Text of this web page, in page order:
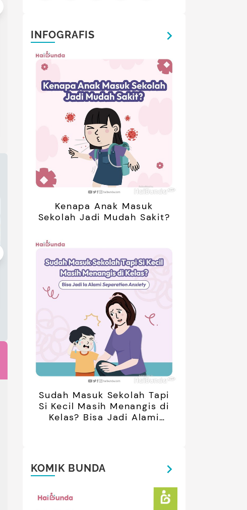
sehari-hari. Simak reviewnya
di sini.
Deretan Artis yang Menetap di
Luar Negeri Usai Menikah, Intip
5 Potret Terbarunya
5 Potret Kedekatan Alyssa
Daguise Bersama Ayahanda
asal Prancis, Dipuji Tampan
INFOGRAFIS
Kenapa Anak Masuk
Sekolah Jadi Mudah Sakit?
Sudah Masuk Sekolah Tapi
Si Kecil Masih Menangis di
Kelas? Bisa Jadi Alami
KOMIK BUNDA